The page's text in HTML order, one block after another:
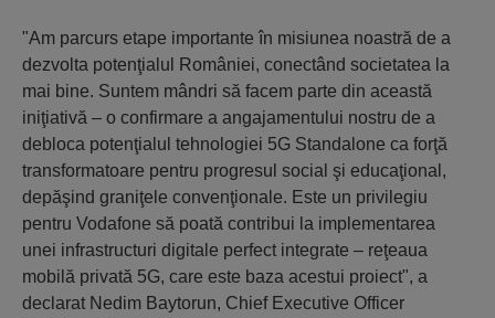
"Am parcurs etape importante în misiunea noastră de a
dezvolta potenţialul României, conectând societatea la
mai bine. Suntem mândri să facem parte din această
iniţiativă – o confirmare a angajamentului nostru de a
debloca potenţialul tehnologiei 5G Standalone ca forţă
transformatoare pentru progresul social şi educaţional,
depăşind graniţele convenţionale. Este un privilegiu
pentru Vodafone să poată contribui la implementarea
unei infrastructuri digitale perfect integrate – reţeaua
mobilă privată 5G, care este baza acestui proiect", a
declarat Nedim Baytorun, Chief Executive Officer